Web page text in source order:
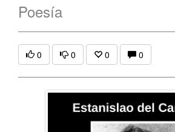
Poesía
0 0 0 0